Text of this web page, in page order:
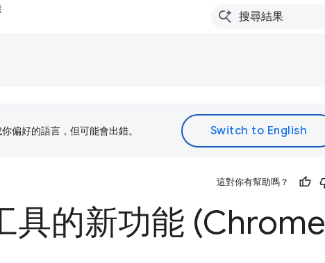
偏好的語言，但可能會出錯。
這對你有幫助嗎？
具的新功能 (Chrome